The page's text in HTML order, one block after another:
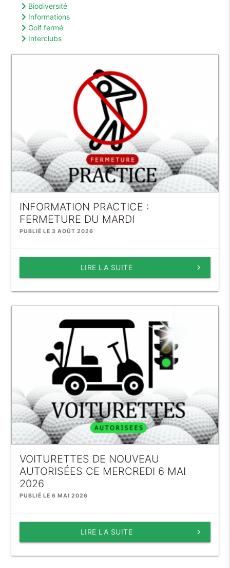
Biodiversité
Informations
Golf fermé
Interclubs
INFORMATION PRACTICE :
FERMETURE DU MARDI
PUBLIÉ LE 3 AOÛT 2026
keyboard_arrow_right
LIRE LA SUITE
VOITURETTES DE NOUVEAU
AUTORISÉES CE MERCREDI 6 MAI
2026
PUBLIÉ LE 6 MAI 2026
keyboard_arrow_right
LIRE LA SUITE